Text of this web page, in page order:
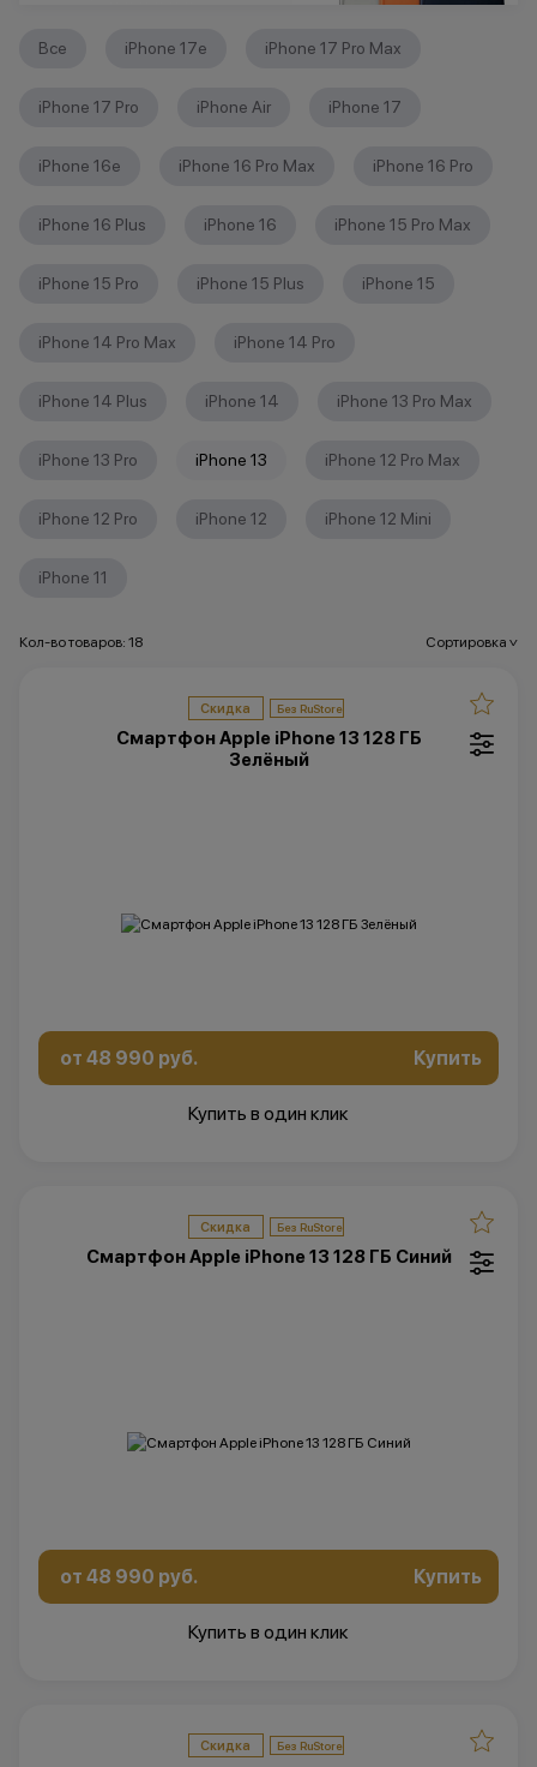
Все iPhone 17e iPhone 17 Pro Max
iPhone 17 Pro iPhone Air iPhone 17
iPhone 16е iPhone 16 Pro Max iPhone 16 Pro
iPhone 16 Plus iPhone 16 iPhone 15 Pro Max
iPhone 15 Pro iPhone 15 Plus iPhone 15
iPhone 14 Pro Max iPhone 14 Pro
iPhone 14 Plus iPhone 14 iPhone 13 Pro Max
iPhone 13 Pro iPhone 13 iPhone 12 Pro Max
iPhone 12 Pro iPhone 12 iPhone 12 Mini
iPhone 11
Кол-во товаров: 18 Сортировка>
Скидка
Смартфон Apple iPhone 13 128 ГБ
Зелёный
от 48 990 руб. Купить
Купить в один клик
Скидка
Смартфон Apple iPhone 13 128 ГБ Синий
от 48 990 руб. Купить
Купить в один клик
Скидка